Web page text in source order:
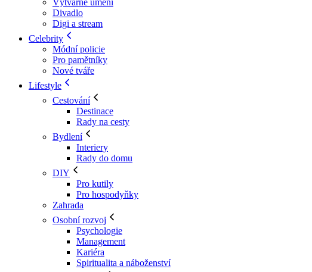
Výtvarné umění
Divadlo
Digi a stream
Celebrity
Módní policie
Pro pamětníky
Nové tváře
Lifestyle
Cestování
Destinace
Rady na cesty
Bydlení
Interiery
Rady do domu
DIY
Pro kutily
Pro hospodyňky
Zahrada
Osobní rozvoj
Psychologie
Management
Kariéra
Spiritualita a náboženství